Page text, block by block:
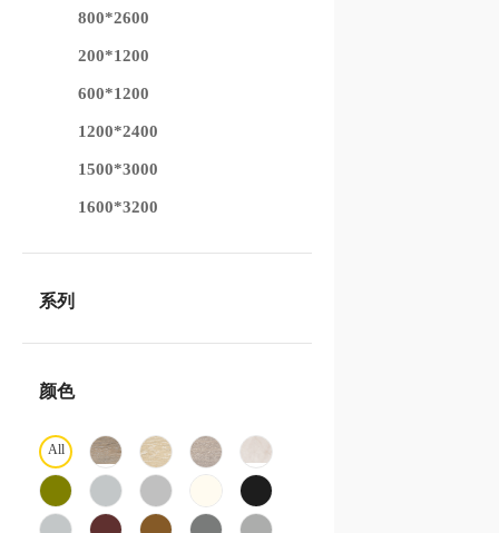
800*2600
200*1200
600*1200
1200*2400
1500*3000
1600*3200
系列
颜色
All